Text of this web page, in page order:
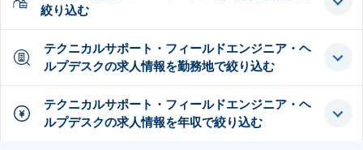
絞り込む
テクニカルサポート・フィールドエンジニア・ヘ
ルプデスクの求人情報を勤務地で絞り込む
テクニカルサポート・フィールドエンジニア・ヘ
ルプデスクの求人情報を年収で絞り込む